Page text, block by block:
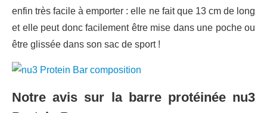
enfin très facile à emporter : elle ne fait que 13 cm de long
et elle peut donc facilement être mise dans une poche ou
être glissée dans son sac de sport !
Notre avis sur la barre protéinée nu3